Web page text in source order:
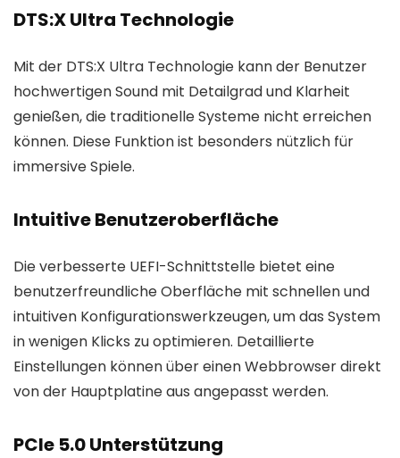
DTS:X Ultra Technologie
Mit der DTS:X Ultra Technologie kann der Benutzer
hochwertigen Sound mit Detailgrad und Klarheit
genießen, die traditionelle Systeme nicht erreichen
können. Diese Funktion ist besonders nützlich für
immersive Spiele.
Intuitive Benutzeroberfläche
Die verbesserte UEFI-Schnittstelle bietet eine
benutzerfreundliche Oberfläche mit schnellen und
intuitiven Konfigurationswerkzeugen, um das System
in wenigen Klicks zu optimieren. Detaillierte
Einstellungen können über einen Webbrowser direkt
von der Hauptplatine aus angepasst werden.
PCIe 5.0 Unterstützung